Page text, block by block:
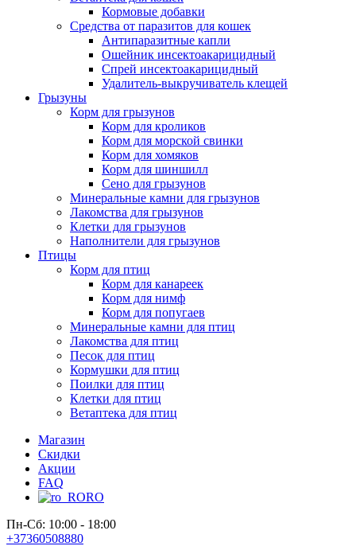
Кормовые добавки
Средства от паразитов для кошек
Антипаразитные капли
Ошейник инсектоакарицидный
Спрей инсектоакарицидный
Удалитель-выкручиватель клещей
Грызуны
Корм для грызунов
Корм для кроликов
Корм для морской свинки
Корм для хомяков
Корм для шиншилл
Сено для грызунов
Минеральные камни для грызунов
Лакомства для грызунов
Клетки для грызунов
Наполнители для грызунов
Птицы
Корм для птиц
Корм для канареек
Корм для нимф
Корм для попугаев
Минеральные камни для птиц
Лакомства для птиц
Песок для птиц
Кормушки для птиц
Поилки для птиц
Клетки для птиц
Ветаптека для птиц
Магазин
Скидки
Акции
FAQ
RO
Пн-Сб: 10:00 - 18:00
+37360508880